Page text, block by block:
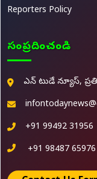
Reporters Policy
సంప్రదించండి
ఎన్ టుడే న్యూస్, ప్రతి
+91 99492 31956
+91 98487 65976